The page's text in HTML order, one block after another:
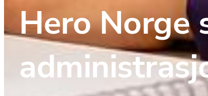
Hero Norge